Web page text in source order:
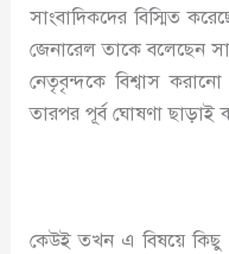
সাংবাদিকদের বিস্মিত
জেনারেল তাকে বলেছেন
নেতৃবৃন্দকে বিশ্বাস
তারপর পূর্ব ঘোষণা ছাড়াই
কেউই তখন এ বিষয়ে কিছু